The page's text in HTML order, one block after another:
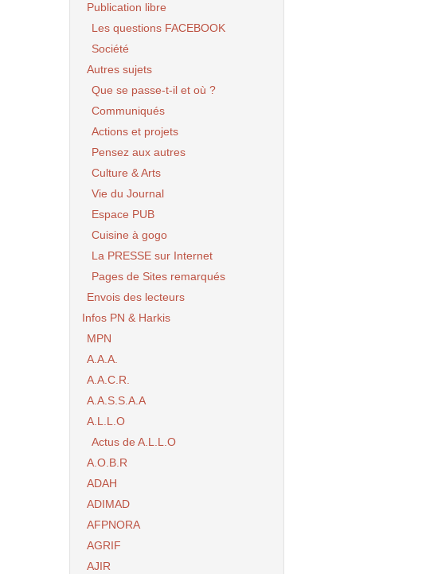
Publication libre
Les questions FACEBOOK
Société
Autres sujets
Que se passe-t-il et où ?
Communiqués
Actions et projets
Pensez aux autres
Culture & Arts
Vie du Journal
Espace PUB
Cuisine à gogo
La PRESSE sur Internet
Pages de Sites remarqués
Envois des lecteurs
Infos PN & Harkis
MPN
A.A.A.
A.A.C.R.
A.A.S.S.A.A
A.L.L.O
Actus de A.L.L.O
A.O.B.R
ADAH
ADIMAD
AFPNORA
AGRIF
AJIR